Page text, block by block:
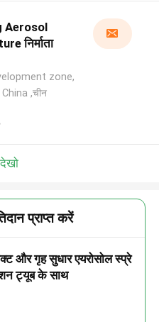
Aerosol
निर्माता
zone,
,चीन
प्राप्त करें
और गृह सुधार एयरोसोल स्प्रे
ट्यूब के साथ